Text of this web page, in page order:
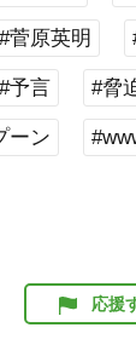
#菅原英明
#予言 #脅
ーン
応援